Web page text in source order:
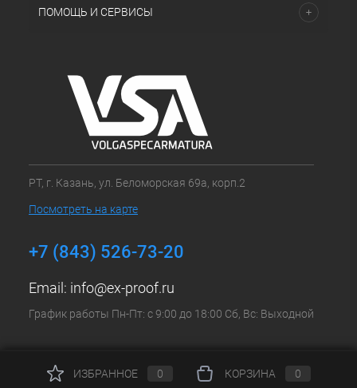
ПОМОЩЬ И СЕРВИСЫ
РТ, г. Казань, ул. Беломорская 69а, корп.2
Посмотреть на карте
+7 (843) 526-73-20
Email: info@ex-proof.ru
График работы Пн-Пт: с 9:00 до 18:00 Сб, Вс: Выходной
ИЗБРАННОЕ 0 КОРЗИНА 0